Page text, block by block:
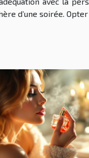
d’une soirée. Opter